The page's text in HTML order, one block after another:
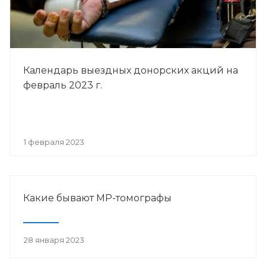
Календарь выездных донорских акций на
февраль 2023 г.
1 февраля 2023
Какие бывают МР-томографы
28 января 2023